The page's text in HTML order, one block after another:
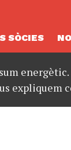
SÒCIES
expliquem